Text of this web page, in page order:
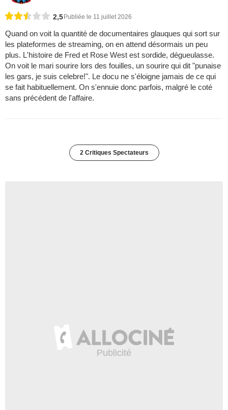
2,5 Publiée le 11 juillet 2026
Quand on voit la quantité de documentaires glauques qui sort sur
les plateformes de streaming, on en attend désormais un peu
plus. L'histoire de Fred et Rose West est sordide, dégueulasse.
On voit le mari sourire lors des fouilles, un sourire qui dit "punaise
les gars, je suis celebre!". Le docu ne s'éloigne jamais de ce qui
se fait habituellement. On s'ennuie donc parfois, malgré le coté
sans précédent de l'affaire.
2 Critiques Spectateurs